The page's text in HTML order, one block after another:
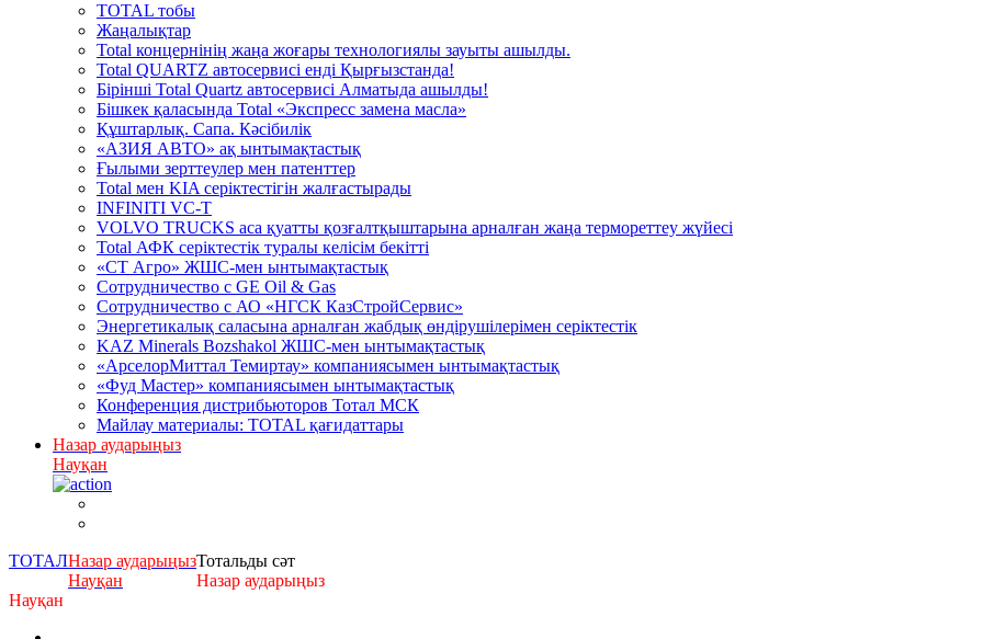
TOTAL тобы
Жаңалықтар
Total концернінің жаңа жоғары технологиялы зауыты ашылды.
Total QUARTZ автосервисі енді Қырғызстанда!
Бірінші Total Quartz автосервисі Алматыда ашылды!
Бішкек қаласында Total «Экспресс замена масла»
Құштарлық. Сапа. Кәсібилік
«АЗИЯ АВТО» ақ ынтымақтастық
Ғылыми зерттеулер мен патенттер
Total мен KIA серіктестігін жалғастырады
INFINITI VC-T
VOLVO TRUCKS аса қуатты қозғалтқыштарына арналған жаңа термореттеу жүйесі
Total АФК серіктестік туралы келісім бекітті
«СТ Агро» ЖШС-мен ынтымақтастық
Сотрудничество c GE Oil & Gas
Сотрудничество с АО «НГСК КазСтройСервис»
Энергетикалық саласына арналған жабдық өндірушілерімен серіктестік
KAZ Minerals Bozshakol ЖШС-мен ынтымақтастық
«АрселорМиттал Темиртау» компаниясымен ынтымақтастық
«Фуд Мастер» компаниясымен ынтымақтастық
Конференция дистрибьюторов Тотал МСК
Майлау материалы: TOTAL қағидаттары
Назар аударыңыз
Науқан
ТОТАЛНазар аударыңыз
Науқан
Тотальды сәт
Назар аударыңыз
Науқан